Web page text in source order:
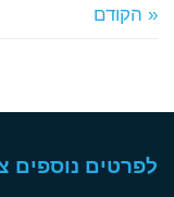
« הקודם
לפרטים נוספים